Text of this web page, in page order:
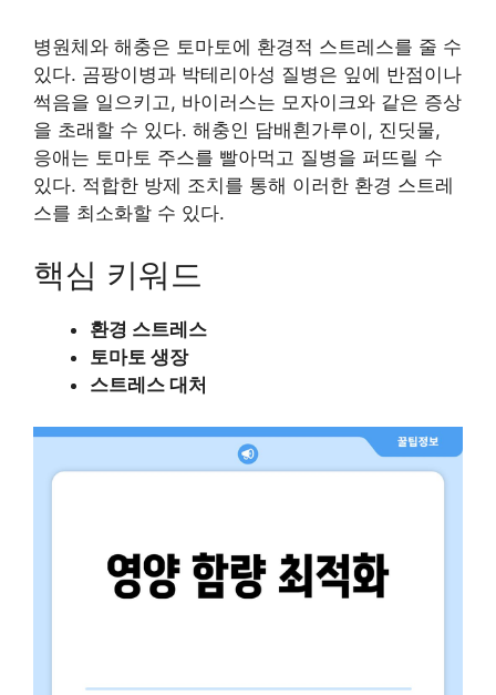
병원체와 해충은 토마토에 환경적 스트레스를 줄 수
있다. 곰팡이병과 박테리아성 질병은 잎에 반점이나
썩음을 일으키고, 바이러스는 모자이크와 같은 증상
을 초래할 수 있다. 해충인 담배흰가루이, 진딧물,
응애는 토마토 주스를 빨아먹고 질병을 퍼뜨릴 수
있다. 적합한 방제 조치를 통해 이러한 환경 스트레
스를 최소화할 수 있다.
핵심 키워드
환경 스트레스
토마토 생장
스트레스 대처